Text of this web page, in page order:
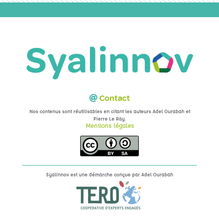
Contact
Nos contenus sont réutilisables en citant les auteurs Adel Ourabah et
Pierre Le Ray.
Mentions légales
Syalinnov est une démarche conçue par Adel Ourabah